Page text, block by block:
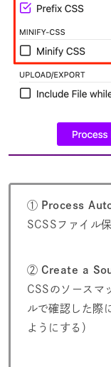
① Process
SCSSファイル
② Create a
CSSのソースマ
ルで確認した際
ようにする）